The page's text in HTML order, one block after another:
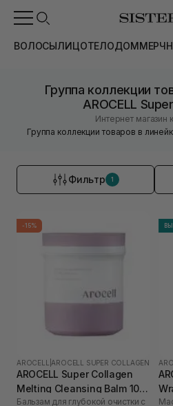
ВОЛОСЫЛИЦОТЕЛОДОММЕРЧ
Группа коллекции
AROCELL
Интернет магазин
Группа коллекции товаров в
Фильтр 1
-15%
AROCELL AROCELL SUPER COLLAGEN
AROCELL Super Collagen
Melting Cleansing Balm 100
г
Бальзам для глубокой очистки с